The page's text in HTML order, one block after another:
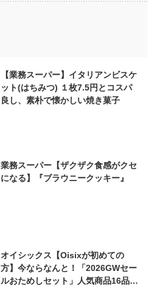
【業務スーパー】イタリアンビスケ
ット(はちみつ) １枚7.5円とコスパ
良し、素朴で懐かしい焼き菓子
業務スーパー【ザクザク食感がクセ
になる】『ブラウニークッキー』
オイシックス【Oisixが初めての
方】今ならなんと！「2026GWセー
ルおためしセット」人気商品16品が